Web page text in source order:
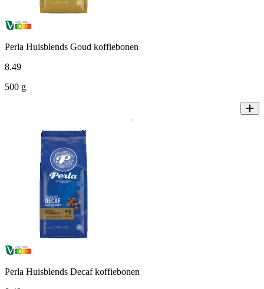
Perla Huisblends Goud koffiebonen
8.49
500 g
Perla Huisblends Decaf koffiebonen